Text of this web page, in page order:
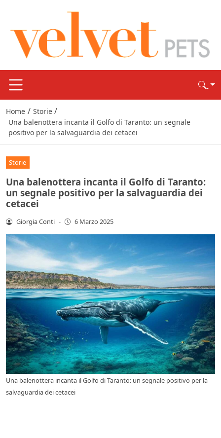
Home / Storie /
Una balenottera incanta il Golfo di Taranto: un segnale
positivo per la salvaguardia dei cetacei
Storie
Una balenottera incanta il Golfo di Taranto:
un segnale positivo per la salvaguardia dei
cetacei
Giorgia Conti - 6 Marzo 2025
Una balenottera incanta il Golfo di Taranto: un segnale positivo per la
salvaguardia dei cetacei